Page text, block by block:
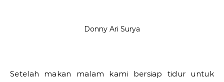
Donny Ari Surya
Setelah makan malam kami bersiap tidur untuk